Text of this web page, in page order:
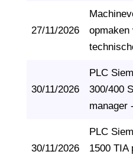
27/11/2026
opmaken
30/11/2026
PLC
300/400
manager
30/11/2026
PLC
1500 TIA